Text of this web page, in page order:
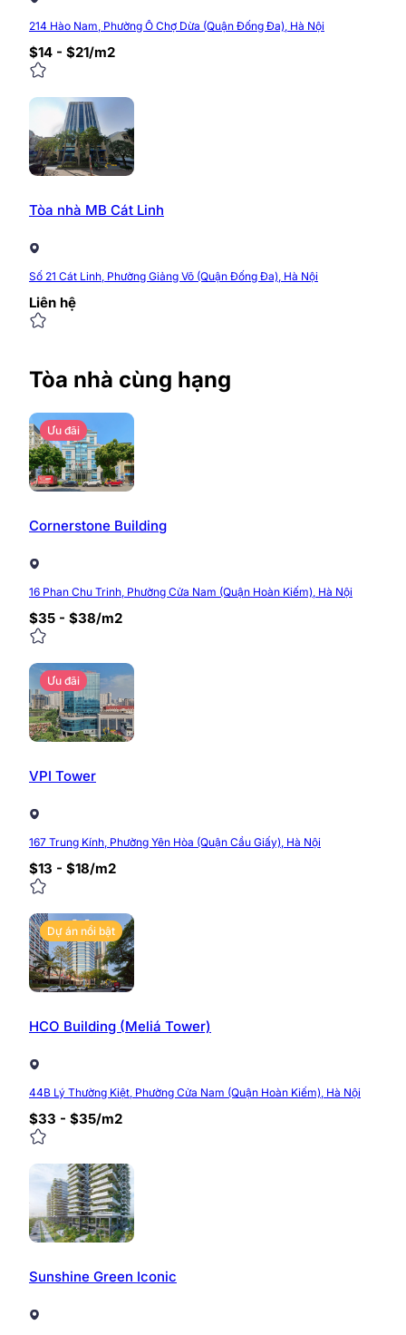
Mặt bằng cho thuê tòa nhà
nhà có diện tích mặt sàn lớn tại khu vực Đống Đa.
Thông số kỹ thuật tòa nhà
Quy mô
Diện tích khu đất
Diện tích mặt sàn
Tổng diện tích sàn
214 Hào Nam, Phường Ô Chợ Dừa (Quận Đống Đa), Hà Nội
$14 - $21/m2
Tòa nhà MB Cát Linh
Số 21 Cát Linh, Phường Giảng Võ (Quận Đống Đa), Hà Nội
Liên hệ
Tòa nhà cùng hạng
Ưu đãi
Cornerstone Building
16 Phan Chu Trinh, Phường Cửa Nam (Quận Hoàn Kiếm), Hà Nội
$35 - $38/m2
Ưu đãi
VPI Tower
167 Trung Kính, Phường Yên Hòa (Quận Cầu Giấy), Hà Nội
$13 - $18/m2
Dự án nổi bật
HCO Building (Meliá Tower)
44B Lý Thường Kiệt, Phường Cửa Nam (Quận Hoàn Kiếm), Hà Nội
$33 - $35/m2
Sunshine Green Iconic